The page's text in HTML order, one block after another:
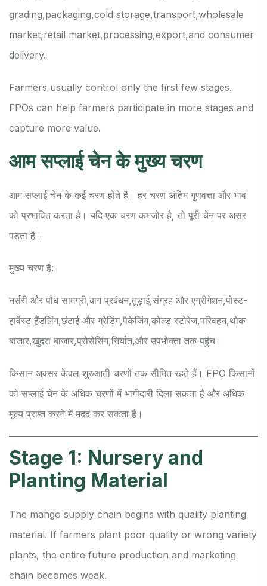
grading,packaging,cold storage,transport,wholesale
market,retail market,processing,export,and consumer
delivery.
Farmers usually control only the first few stages.
FPOs can help farmers participate in more stages and
capture more value.
आम सप्लाई चेन के मुख्य चरण
आम सप्लाई चेन के कई चरण होते हैं। हर चरण अंतिम गुणवत्ता और भाव
को प्रभावित करता है। यदि एक चरण कमजोर है, तो पूरी चेन पर असर
पड़ता है।
मुख्य चरण हैं:
नर्सरी और पौध सामग्री,बाग प्रबंधन,तुड़ाई,संग्रह और एग्रीगेशन,पोस्ट-
हार्वेस्ट हैंडलिंग,छंटाई और ग्रेडिंग,पैकेजिंग,कोल्ड स्टोरेज,परिवहन,थोक
बाजार,खुदरा बाजार,प्रोसेसिंग,निर्यात,और उपभोक्ता तक पहुंच।
किसान अक्सर केवल शुरुआती चरणों तक सीमित रहते हैं। FPO किसानों
को सप्लाई चेन के अधिक चरणों में भागीदारी दिला सकता है और अधिक
मूल्य प्राप्त करने में मदद कर सकता है।
Stage 1: Nursery and
Planting Material
The mango supply chain begins with quality planting
material. If farmers plant poor quality or wrong variety
plants, the entire future production and marketing
chain becomes weak.